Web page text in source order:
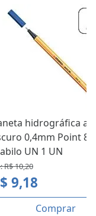
hidrográfica
0,4mm Point
UN 1 UN
R$ 10,20
9,18
Comprar